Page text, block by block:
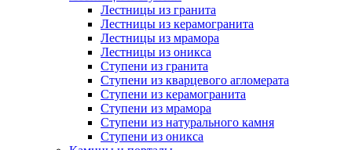
Лестницы из гранита
Лестницы из керамогранита
Лестницы из мрамора
Лестницы из оникса
Ступени из гранита
Ступени из кварцевого агломерата
Ступени из керамогранита
Ступени из мрамора
Ступени из натурального камня
Ступени из оникса